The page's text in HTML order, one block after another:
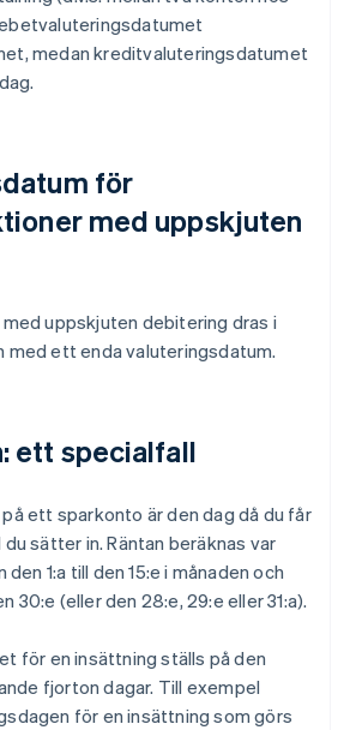
medan kreditvaluteringsdatumet
för
med uppskjuten
uppskjuten debitering dras i
med ett enda valuteringsdatum.
ett specialfall
ett sparkonto är den dag då du får
sätter in. Räntan beräknas var
1:a till den 15:e i månaden och
30:e (eller den 28:e, 29:e eller 31:a).
för en insättning ställs på den
fjorton dagar. Till exempel
för en insättning som görs